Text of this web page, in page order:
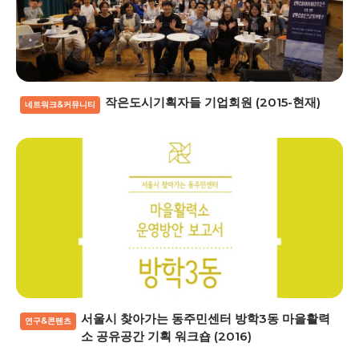
네트워크&커뮤니티 작은도시기획자들 기업회원 (2015-현재)
연구&콘텐츠
서울시 찾아가는 동주민센터 방학3동 마을활력
소 공유공간 기획 워크숍 (2016)